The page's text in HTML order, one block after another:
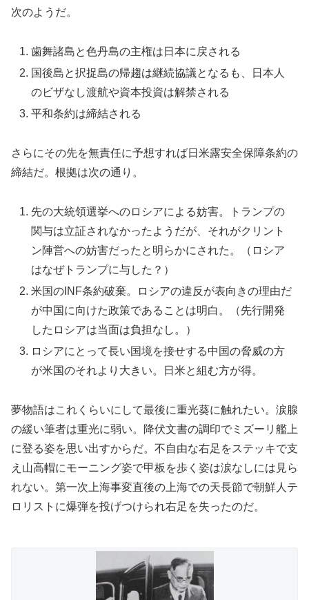
次のようだ。
歯舞諸島と色丹島の主権は日本に戻される
国後島と択捉島の帰趨は継続協議となるも、日本人
のビザなし渡航や資本投資は解禁される
平和条約は締結される
さらにその先を無責任に予想すれば日米露安全保障条約の
締結だ。根拠は次の通り。
先の大統領選挙へのロシアによる妨害。トランプの
関与は立証されなかったようだが、それがクリント
ン陣営への妨害だったと明らかにされた。（ロシア
はなぜトランプに与した？）
米国のINF条約破棄。ロシアの違反が表向きの理由だ
が中国に向けた政策であることは明白。（先行開発
したロシアは当面は負担なし。）
ロシアにとって長い国境を接せする中国の脅威の方
が米国のそれより大きい。日米と組む方が得。
夢物語はこれくらいにして最後に重光葵に触れたい。涙腺
の緩い筆者は重光に弱い。降伏文書の調印でミズーリ艦上
に登る姿を思い出すからだ。不自由な右足をステッキで支
え山高帽にモーニング姿で甲板を歩く姿は涙なしには見ら
れない。第一次上海事変直後の上海での天長節で朝鮮人テ
ロリストに爆弾を投げつけられ右足を失ったのだ。